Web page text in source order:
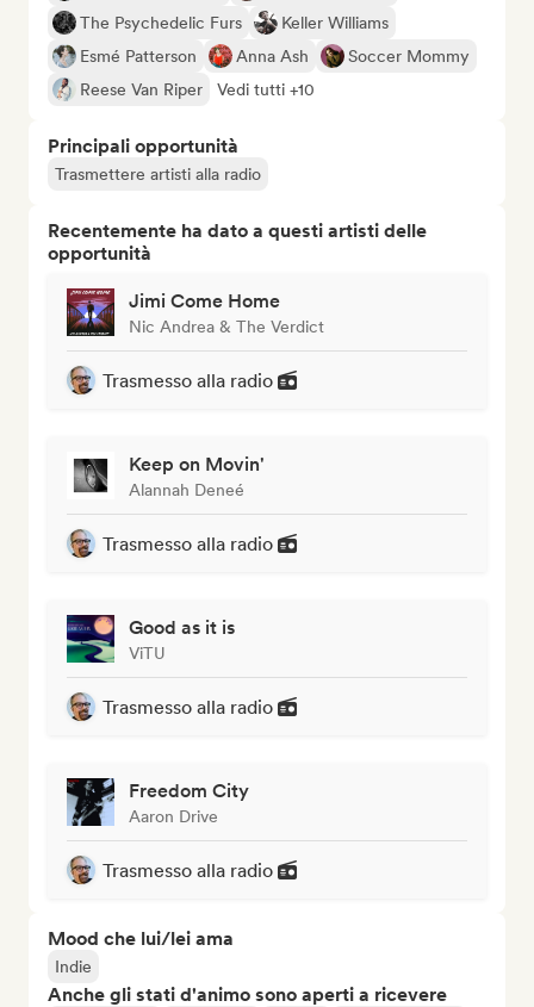
The Psychedelic Furs
Keller Williams
Esmé Patterson
Anna Ash
Soccer Mommy
Reese Van Riper
Vedi tutti +10
Principali opportunità
Trasmettere artisti alla radio
Recentemente ha dato a questi artisti delle
opportunità
Jimi Come Home
Nic Andrea & The Verdict
Trasmesso alla radio
Keep on Movin'
Alannah Deneé
Trasmesso alla radio
Good as it is
ViTU
Trasmesso alla radio
Freedom City
Aaron Drive
Trasmesso alla radio
Mood che lui/lei ama
Indie
Anche gli stati d'animo sono aperti a ricevere